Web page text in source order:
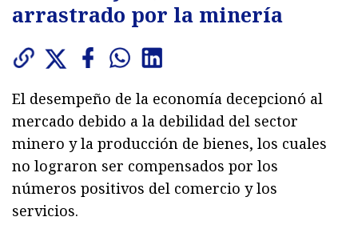
arrastrado por la minería
El desempeño de la economía decepcionó al
mercado debido a la debilidad del sector
minero y la producción de bienes, los cuales
no lograron ser compensados por los
números positivos del comercio y los
servicios.